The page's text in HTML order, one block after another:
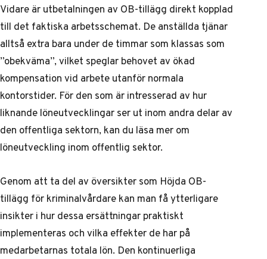
Vidare är utbetalningen av OB-tillägg direkt kopplad
till det faktiska arbetsschemat. De anställda tjänar
alltså extra bara under de timmar som klassas som
”obekväma”, vilket speglar behovet av ökad
kompensation vid arbete utanför normala
kontorstider. För den som är intresserad av hur
liknande löneutvecklingar ser ut inom andra delar av
den offentliga sektorn, kan du läsa mer om
löneutveckling inom offentlig sektor.
Genom att ta del av översikter som Höjda OB-
tillägg för kriminalvårdarekan man få ytterligare
insikter i hur dessa ersättningar praktiskt
implementeras och vilka effekter de har på
medarbetarnas totala lön. Den kontinuerliga